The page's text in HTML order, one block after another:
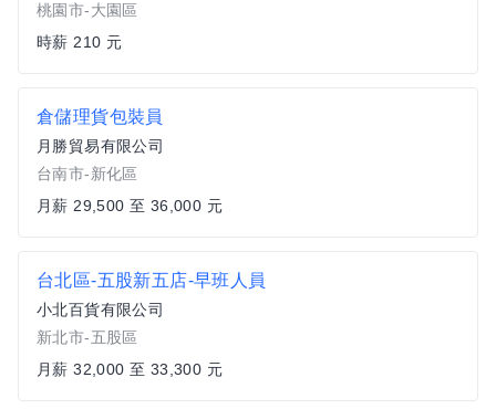
桃園市-大園區
時薪 210 元
倉儲理貨包裝員
月勝貿易有限公司
台南市-新化區
月薪 29,500 至 36,000 元
台北區-五股新五店-早班人員
小北百貨有限公司
新北市-五股區
月薪 32,000 至 33,300 元